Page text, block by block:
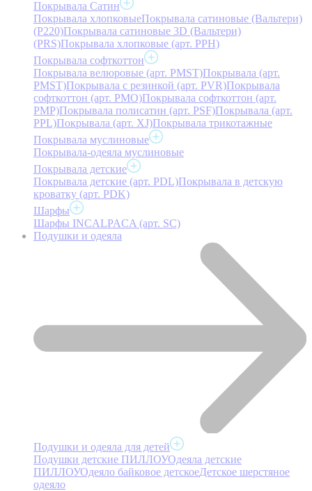
Покрывала Сатин
Покрывала хлопковыеПокрывала сатиновые (Вальтери)
(P220)Покрывала сатиновые 3D (Вальтери)
(PRS)Покрывала хлопковые (арт. PPH)
Покрывала софткоттон
Покрывала велюровые (арт. PMST)Покрывала (арт.
PMST)Покрывала с резинкой (арт. PVR)Покрывала
софткоттон (арт. PMO)Покрывала софткоттон (арт.
PMP)Покрывала полисатин (арт. PSF)Покрывала (арт.
PPL)Покрывала (арт. XJ)Покрывала трикотажные
Покрывала муслиновые
Покрывала-одеяла муслиновые
Покрывала детские
Покрывала детские (арт. PDL)Покрывала в детскую
кроватку (арт. PDK)
Шарфы
Шарфы INCALPACA (арт. SC)
Подушки и одеяла
Подушки и одеяла для детей
Подушки детские ПИЛЛОУОдеяла детские
ПИЛЛОУОдеяло байковое детскоеДетское шерстяное
одеяло